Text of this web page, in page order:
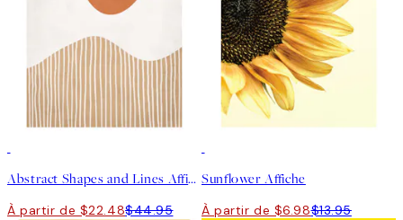
Abstract Shapes and Lines Affiche
À partir de $22.48$44.95
Sunflower Affiche
À partir de $6.98$13.95